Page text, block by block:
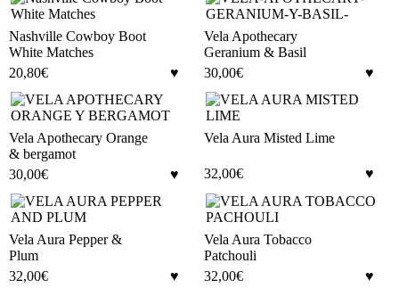
Nashville Cowboy Boot
White Matches
20,80€
Vela Apothecary
Geranium & Basil
30,00€
Vela Apothecary Orange
& bergamot
30,00€
Vela Aura Misted Lime
32,00€
Vela Aura Pepper &
Plum
32,00€
Vela Aura Tobacco
Patchouli
32,00€